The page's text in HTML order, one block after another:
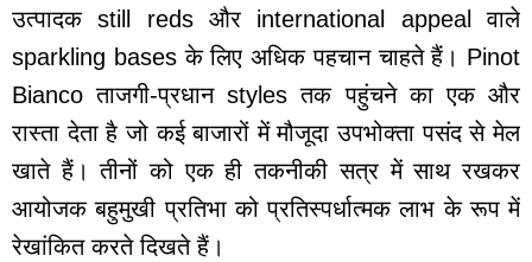
उत्पादक still reds और international appeal वाले
sparkling bases के लिए अधिक पहचान चाहते हैं। Pinot
Bianco ताजगी-प्रधान styles तक पहुंचने का एक और
रास्ता देता है जो कई बाजारों में मौजूदा उपभोक्ता पसंद से मेल
खाते हैं। तीनों को एक ही तकनीकी सत्र में साथ रखकर
आयोजक बहुमुखी प्रतिभा को प्रतिस्पर्धात्मक लाभ के रूप में
रेखांकित करते दिखते हैं।